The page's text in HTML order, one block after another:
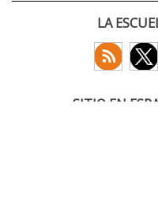
LA
SITIO EN